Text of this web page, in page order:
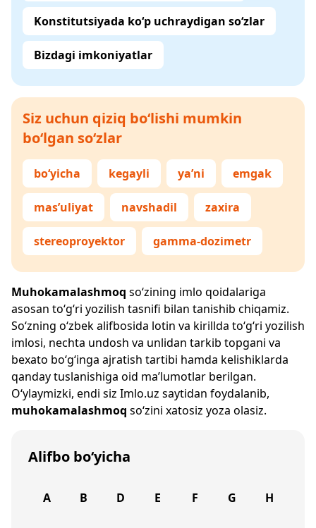
Konstitutsiyada ko‘p uchraydigan so‘zlar
Bizdagi imkoniyatlar
Siz uchun qiziq bo‘lishi mumkin
bo‘lgan so‘zlar
bo‘yicha kegayli ya’ni emgak
mas’uliyat navshadil zaxira
stereoproyektor gamma-dozimetr
Muhokamalashmoq so‘zining imlo qoidalariga
asosan to‘g‘ri yozilish tasnifi bilan tanishib chiqamiz.
So‘zning o‘zbek alifbosida lotin va kirillda to‘g‘ri yozilish
imlosi, nechta undosh va unlidan tarkib topgani va
bexato bo‘g‘inga ajratish tartibi hamda kelishiklarda
qanday tuslanishiga oid ma’lumotlar berilgan.
O‘ylaymizki, endi siz Imlo.uz saytidan foydalanib,
muhokamalashmoq so‘zini xatosiz yoza olasiz.
Alifbo bo‘yicha
A B D E F G H